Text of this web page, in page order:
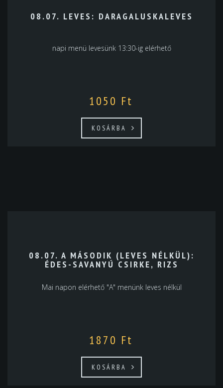
08.07. LEVES: DARAGALUSKALEVES
napi menü levesünk 13:30-ig elérhető
1050 Ft
KOSÁRBA
08.07. A MÁSODIK (LEVES NÉLKÜL):
ÉDES-SAVANYÚ CSIRKE, RIZS
Mai napon elérhető "A" menünk leves nélkül
1870 Ft
KOSÁRBA